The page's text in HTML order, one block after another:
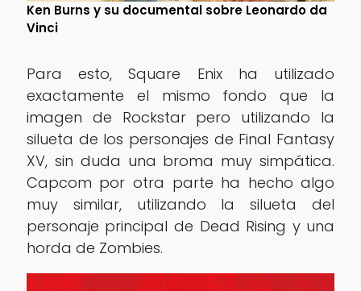
Ken Burns y su documental sobre Leonardo da
Vinci
Para esto, Square Enix ha utilizado
exactamente el mismo fondo que la
imagen de Rockstar pero utilizando la
silueta de los personajes de Final Fantasy
XV, sin duda una broma muy simpática.
Capcom por otra parte ha hecho algo
muy similar, utilizando la silueta del
personaje principal de Dead Rising y una
horda de Zombies.